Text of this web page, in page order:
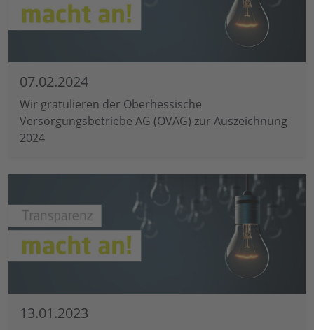
07.02.2024
Wir gratulieren der Oberhessische
Versorgungsbetriebe AG (OVAG) zur Auszeichnung
2024
13.01.2023